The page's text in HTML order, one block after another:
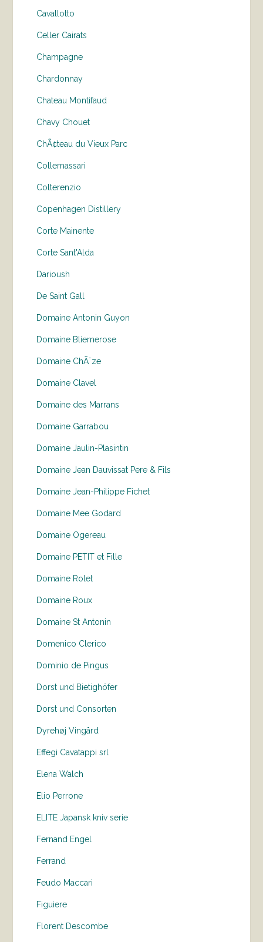
Cavallotto
Celler Cairats
Champagne
Chardonnay
Chateau Montifaud
Chavy Chouet
ChÃ¢teau du Vieux Parc
Collemassari
Colterenzio
Copenhagen Distillery
Corte Mainente
Corte Sant'Alda
Darioush
De Saint Gall
Domaine Antonin Guyon
Domaine Bliemerose
Domaine ChÃ¨ze
Domaine Clavel
Domaine des Marrans
Domaine Garrabou
Domaine Jaulin-Plasintin
Domaine Jean Dauvissat Pere & Fils
Domaine Jean-Philippe Fichet
Domaine Mee Godard
Domaine Ogereau
Domaine PETIT et Fille
Domaine Rolet
Domaine Roux
Domaine St Antonin
Domenico Clerico
Dominio de Pingus
Dorst und Bietighöfer
Dorst und Consorten
Dyrehøj Vingård
Effegi Cavatappi srl
Elena Walch
Elio Perrone
ELITE Japansk kniv serie
Fernand Engel
Ferrand
Feudo Maccari
Figuiere
Florent Descombe